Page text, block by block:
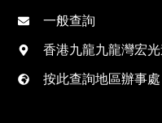
一般查詢
香港九龍九龍灣宏
按此查詢地區辦事處